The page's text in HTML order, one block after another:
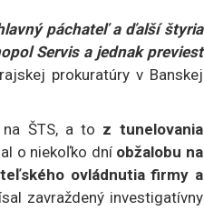
páchateľ a ďalší štyria
Servis a jednak previesť
prokuratúry v Banskej
ŠTS, a to z tunelovania
o niekoľko dní obžalobu na
ovládnutia firmy a
zavraždený investigatívny